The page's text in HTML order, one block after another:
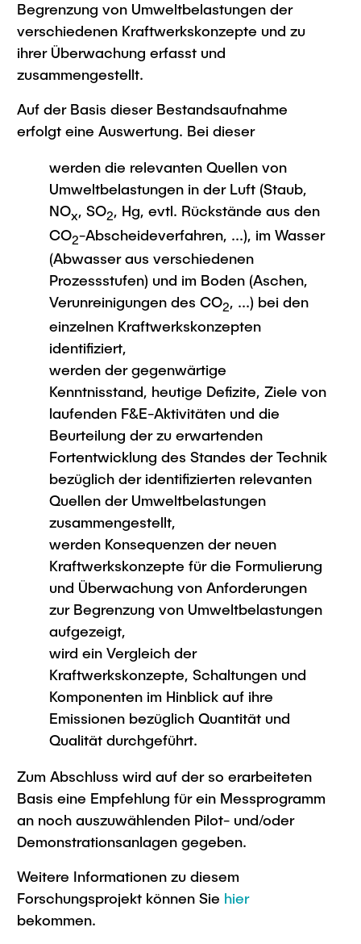
Begrenzung von Umweltbelastungen der
verschiedenen Kraftwerkskonzepte und zu
ihrer Überwachung erfasst und
zusammengestellt.
Auf der Basis dieser Bestandsaufnahme
erfolgt eine Auswertung. Bei dieser
werden die relevanten Quellen von
Umweltbelastungen in der Luft (Staub,
NOx, SO2, Hg, evtl. Rückstände aus den
CO2-Abscheideverfahren, ...), im Wasser
(Abwasser aus verschiedenen
Prozessstufen) und im Boden (Aschen,
Verunreinigungen des CO2, ...) bei den
einzelnen Kraftwerkskonzepten
identifiziert,
werden der gegenwärtige
Kenntnisstand, heutige Defizite, Ziele von
laufenden F&E-Aktivitäten und die
Beurteilung der zu erwartenden
Fortentwicklung des Standes der Technik
bezüglich der identifizierten relevanten
Quellen der Umweltbelastungen
zusammengestellt,
werden Konsequenzen der neuen
Kraftwerkskonzepte für die Formulierung
und Überwachung von Anforderungen
zur Begrenzung von Umweltbelastungen
aufgezeigt,
wird ein Vergleich der
Kraftwerkskonzepte, Schaltungen und
Komponenten im Hinblick auf ihre
Emissionen bezüglich Quantität und
Qualität durchgeführt.
Zum Abschluss wird auf der so erarbeiteten
Basis eine Empfehlung für ein Messprogramm
an noch auszuwählenden Pilot- und/oder
Demonstrationsanlagen gegeben.
Weitere Informationen zu diesem
Forschungsprojekt können Sie hier
bekommen.